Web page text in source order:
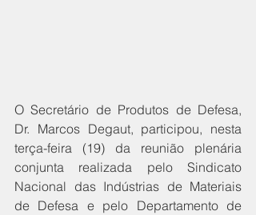
O Secretário de Produtos de Defesa,
Dr. Marcos Degaut, participou, nesta
terça-feira (19) da reunião plenária
conjunta realizada pelo Sindicato
Nacional das Indústrias de Materiais
de Defesa e pelo Departamento de